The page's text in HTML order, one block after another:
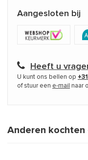
Aangesloten bij
Heeft u
U kunt ons bellen op
of stuur een e-mail naar
Anderen kochten